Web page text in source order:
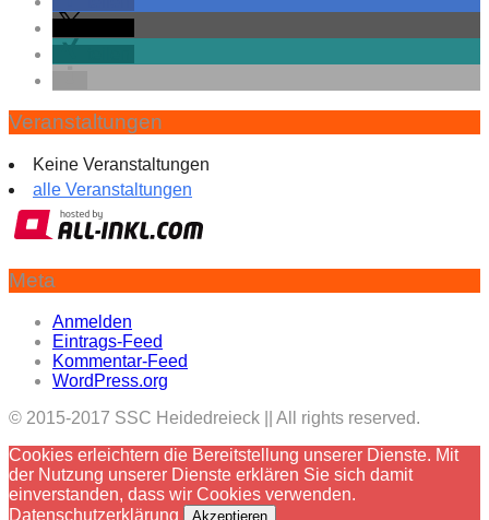
Veranstaltungen
Keine Veranstaltungen
alle Veranstaltungen
Meta
Anmelden
Eintrags-Feed
Kommentar-Feed
WordPress.org
© 2015-2017 SSC Heidedreieck || All rights reserved.
Cookies erleichtern die Bereitstellung unserer Dienste. Mit
der Nutzung unserer Dienste erklären Sie sich damit
einverstanden, dass wir Cookies verwenden.
Datenschutzerklärung
Akzeptieren